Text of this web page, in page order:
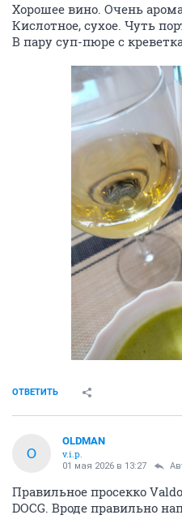
Хорошее вино. Очень
Кислотное, сухое. Чуть
В пару суп-пюре с
ОТВЕТИТЬ
O
OLDMAN
v.i.p.
01 мая 2026 в 13:27
Правильное просекко
DOCG. Вроде правильно